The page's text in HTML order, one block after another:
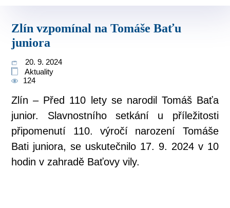
Zlín vzpomínal na Tomáše Baťu
juniora
20. 9. 2024
Aktuality
124
Zlín – Před 110 lety se narodil Tomáš Baťa
junior. Slavnostního setkání u příležitosti
připomenutí 110. výročí narození Tomáše
Bati juniora, se uskutečnilo 17. 9. 2024 v 10
hodin v zahradě Baťovy vily.